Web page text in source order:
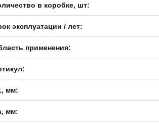
в коробке, шт:
эксплуатации / лет:
применения:
мм:
мм: